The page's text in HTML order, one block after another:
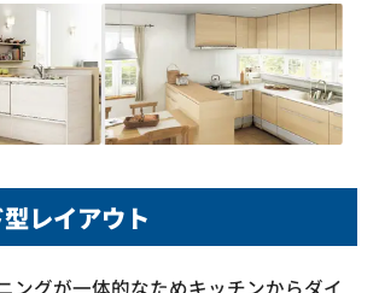
レイアウト
ングが一体的なためキッチンからダイ